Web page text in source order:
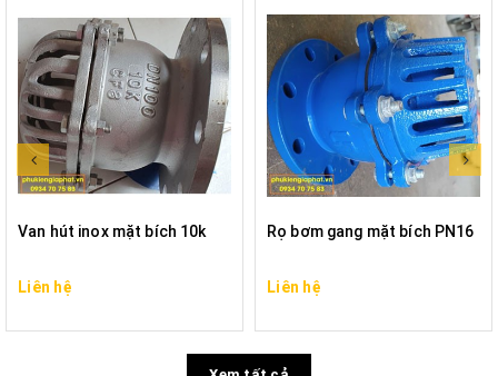
Van hút inox mặt bích 10k
Liên hệ
Rọ bơm gang mặt bích PN16
Liên hệ